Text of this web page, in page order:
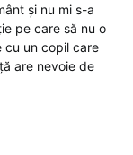
și nu mi s-a
pe care să nu o
cu un copil care
are nevoie de